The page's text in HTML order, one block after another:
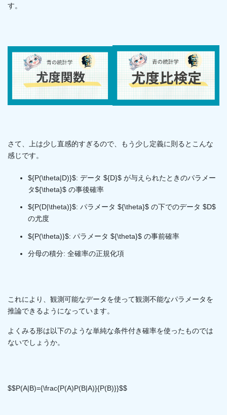
す。
さて、上は少し直感的すぎるので、もう少し定義に則るとこんな
感じです。
${P(\theta|D)}$: データ ${D}$ が与えられたときのパラメー
タ${\theta}$ の事後確率
${P(D|\theta)}$: パラメータ ${\theta}$ の下でのデータ $D$
の尤度
${P(\theta)}$: パラメータ ${\theta}$ の事前確率
分母の積分: 全確率の正規化項
これにより、観測可能なデータを使って観測不能なパラメータを
推論できるようになっています。
よくみる形は以下のような単純な条件付き確率を使ったものでは
ないでしょうか。
$$P(A|B)={\frac{P(A)P(B|A)}{P(B)}}$$